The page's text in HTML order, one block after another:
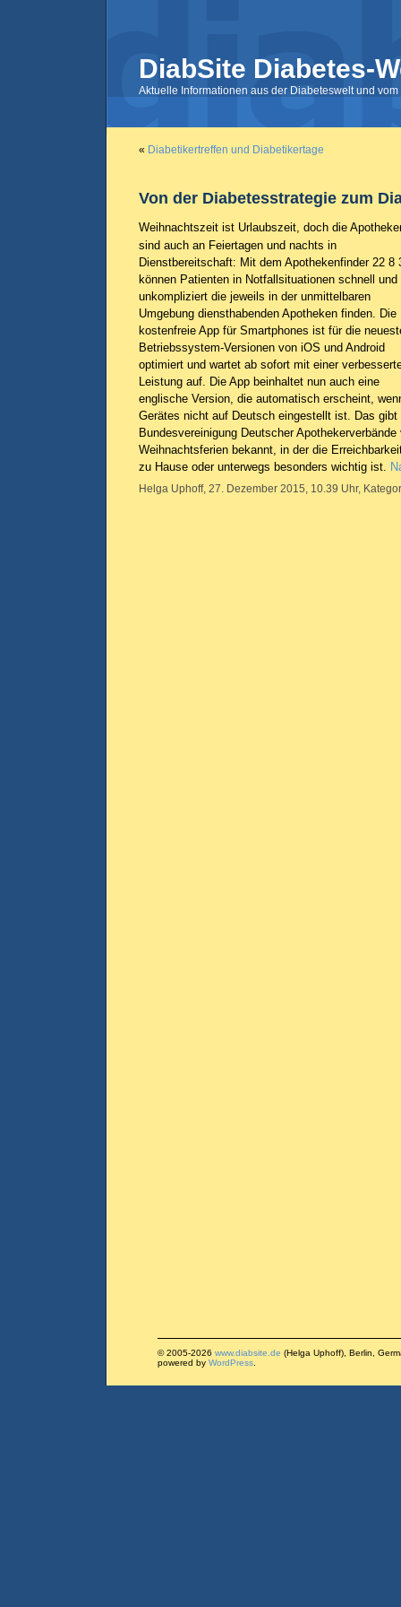
DiabSite Diabetes-
Aktuelle Informationen aus der Diabeteswelt und
« Diabetikertreffen und Diabetikertage
Von der Diabetesstrategie zum
Weihnachtszeit ist Urlaubszeit, doch die
sind auch an Feiertagen und nachts in
Dienstbereitschaft: Mit dem Apothekenfinder 22 8
können Patienten in Notfallsituationen schnell und
unkompliziert die jeweils in der unmittelbaren
Umgebung diensthabenden Apotheken finden. Die
kostenfreie App für Smartphones ist für die
Betriebssystem-Versionen von iOS und Android
optimiert und wartet ab sofort mit einer
Leistung auf. Die App beinhaltet nun auch eine
englische Version, die automatisch erscheint,
Gerätes nicht auf Deutsch eingestellt ist. Das gibt
Bundesvereinigung Deutscher
Weihnachtsferien bekannt, in der die
zu Hause oder unterwegs besonders wichtig ist.
Helga Uphoff, 27. Dezember 2015, 10.39 Uhr,
© 2005-2026 www.diabsite.de (Helga Uphoff), Berlin,
powered by WordPress.